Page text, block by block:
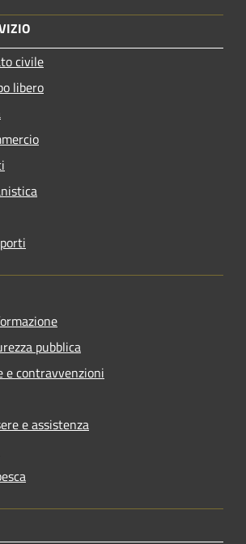
civile
libero
pubblica
e contravvenzioni
e assistenza